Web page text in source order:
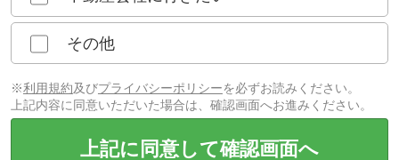
その他
※利用規約及びプライバシーポリシーを必ずお読みください。
上記内容に同意いただいた場合は、確認画面へお進みください。
上記に同意して確認画面へ